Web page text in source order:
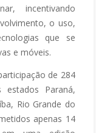
incentivando
o uso,
que se
e móveis.
de 284
estados Paraná,
Rio Grande do
apenas 14